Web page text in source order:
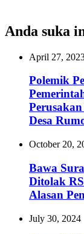
Anda suka
April 27,
Polemik
Desa
October 20,
Bawa
Ditolak
Alasan
July 30, 2024